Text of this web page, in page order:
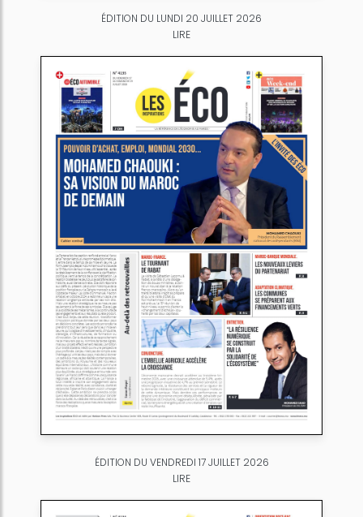
ÉDITION DU LUNDI 20 JUILLET 2026
LIRE
ÉDITION DU VENDREDI 17 JUILLET 2026
LIRE